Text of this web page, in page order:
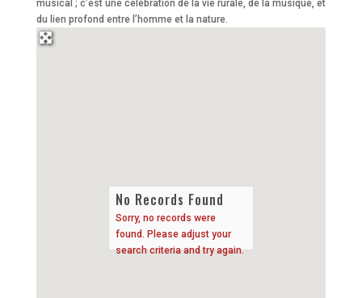
musical ; c’est une célébration de la vie rurale, de la musique, et
du lien profond entre l’homme et la nature.
No Records Found
Sorry, no records were
found. Please adjust your
search criteria and try again.